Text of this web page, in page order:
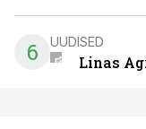
6 UUDISED
Linas